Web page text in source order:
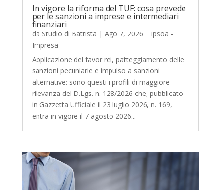
In vigore la riforma del TUF: cosa prevede
per le sanzioni a imprese e intermediari
finanziari
da Studio di Battista | Ago 7, 2026 | Ipsoa -
Impresa
Applicazione del favor rei, patteggiamento delle
sanzioni pecuniarie e impulso a sanzioni
alternative: sono questi i profili di maggiore
rilevanza del D.Lgs. n. 128/2026 che, pubblicato
in Gazzetta Ufficiale il 23 luglio 2026, n. 169,
entra in vigore il 7 agosto 2026...